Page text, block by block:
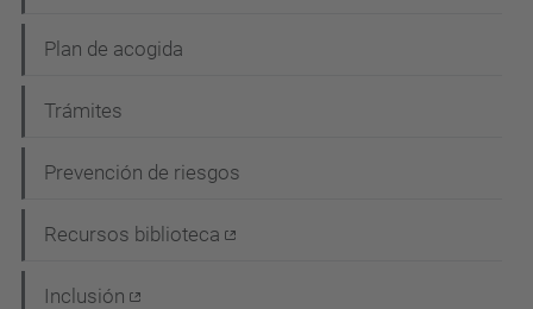
Plan de acogida
Trámites
Prevención de riesgos
Recursos biblioteca
Inclusión